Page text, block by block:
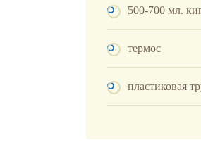
500-700 мл.
термос
пластиковая